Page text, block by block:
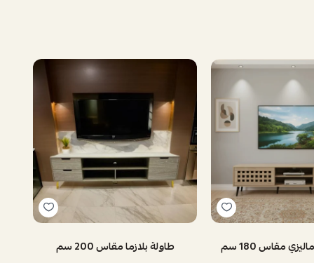
مقاس 180 سم طاولة بلازما مقاس 200 سم